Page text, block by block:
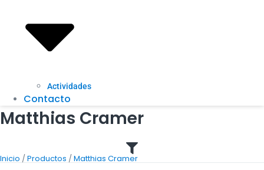
Actividades
Contacto
Matthias Cramer
Inicio /Productos /Matthias Cramer